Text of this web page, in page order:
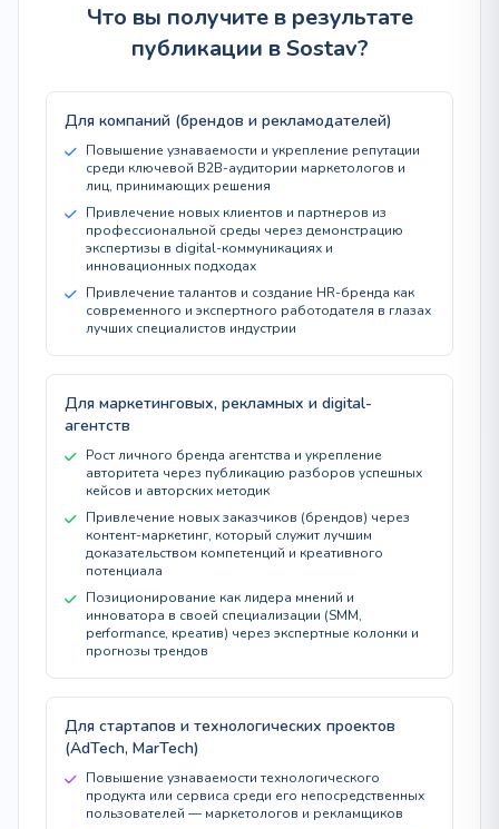
Что вы получите в результате
публикации в Sostav?
Для компаний (брендов и рекламодателей)
Повышение узнаваемости и укрепление репутации
среди ключевой B2B-аудитории маркетологов и
лиц, принимающих решения
Привлечение новых клиентов и партнеров из
профессиональной среды через демонстрацию
экспертизы в digital-коммуникациях и
инновационных подходах
Привлечение талантов и создание HR-бренда как
современного и экспертного работодателя в глазах
лучших специалистов индустрии
Для маркетинговых, рекламных и digital-
агентств
Рост личного бренда агентства и укрепление
авторитета через публикацию разборов успешных
кейсов и авторских методик
Привлечение новых заказчиков (брендов) через
контент-маркетинг, который служит лучшим
доказательством компетенций и креативного
потенциала
Позиционирование как лидера мнений и
инноватора в своей специализации (SMM,
performance, креатив) через экспертные колонки и
прогнозы трендов
Для стартапов и технологических проектов
(AdTech, MarTech)
Повышение узнаваемости технологического
продукта или сервиса среди его непосредственных
пользователей — маркетологов и рекламщиков